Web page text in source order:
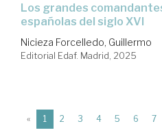
Los grandes comandantes de las Armadas
españolas del siglo XVI
Nicieza Forcelledo, Guillermo
Editorial Edaf. Madrid, 2025
« 1 (current)
2 3 4 5 6 7